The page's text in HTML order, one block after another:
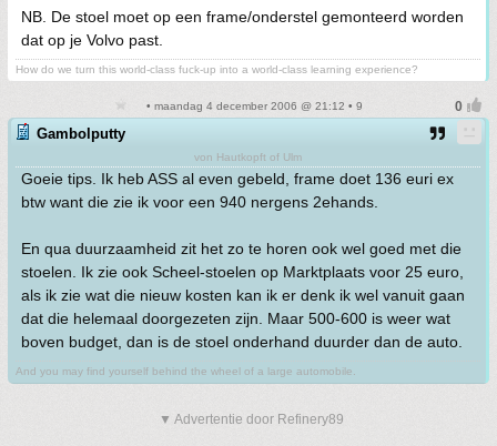
NB. De stoel moet op een frame/onderstel gemonteerd worden
dat op je Volvo past.
How do we turn this world-class fuck-up into a world-class learning experience?
• maandag 4 december 2006 @ 21:12 • 9
Gambolputty
von Hautkopft of Ulm
Goeie tips. Ik heb ASS al even gebeld, frame doet 136 euri ex
btw want die zie ik voor een 940 nergens 2ehands.
En qua duurzaamheid zit het zo te horen ook wel goed met die
stoelen. Ik zie ook Scheel-stoelen op Marktplaats voor 25 euro,
als ik zie wat die nieuw kosten kan ik er denk ik wel vanuit gaan
dat die helemaal doorgezeten zijn. Maar 500-600 is weer wat
boven budget, dan is de stoel onderhand duurder dan de auto.
And you may find yourself behind the wheel of a large automobile.
▼ Advertentie door Refinery89